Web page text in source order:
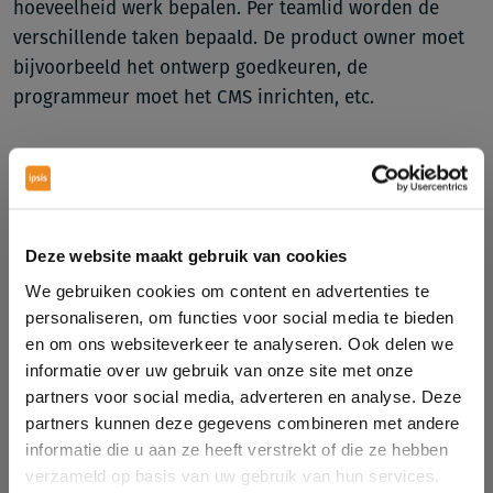
Deze website maakt gebruik van cookies
We gebruiken cookies om content en advertenties te
personaliseren, om functies voor social media te bieden
en om ons websiteverkeer te analyseren. Ook delen we
informatie over uw gebruik van onze site met onze
partners voor social media, adverteren en analyse. Deze
partners kunnen deze gegevens combineren met andere
informatie die u aan ze heeft verstrekt of die ze hebben
verzameld op basis van uw gebruik van hun services.
hoeveelheid werk bepalen. Per teamlid worden de
verschillende taken bepaald. De product owner moet
bijvoorbeeld het ontwerp goedkeuren, de
programmeur moet het CMS inrichten, etc.
Het inschatten van de hoeveelheid werk gebeurt niet
een cijfer. Dit bepalen van het cijfer gebeurd door een
kaartspel, waarbij het hele team een inschatting doet
van hoeveel werk hij/zij denkt dat het is. Wederom
vanuit zijn/haar eigen perspectief!
Als alle stories zijn ingeschat worden deze op prio
gelegd door het team.